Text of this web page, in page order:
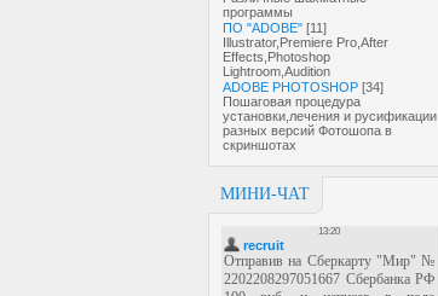
программы
ПО "ADOBE" [11]
Illustrator,Premiere Pro,After
Effects,Photoshop
Lightroom,Audition
ADOBE PHOTOSHOP [34]
Пошаговая процедура
установки,лечения и русификации
разных версий Фотошопа в
скриншотах
МИНИ-ЧАТ